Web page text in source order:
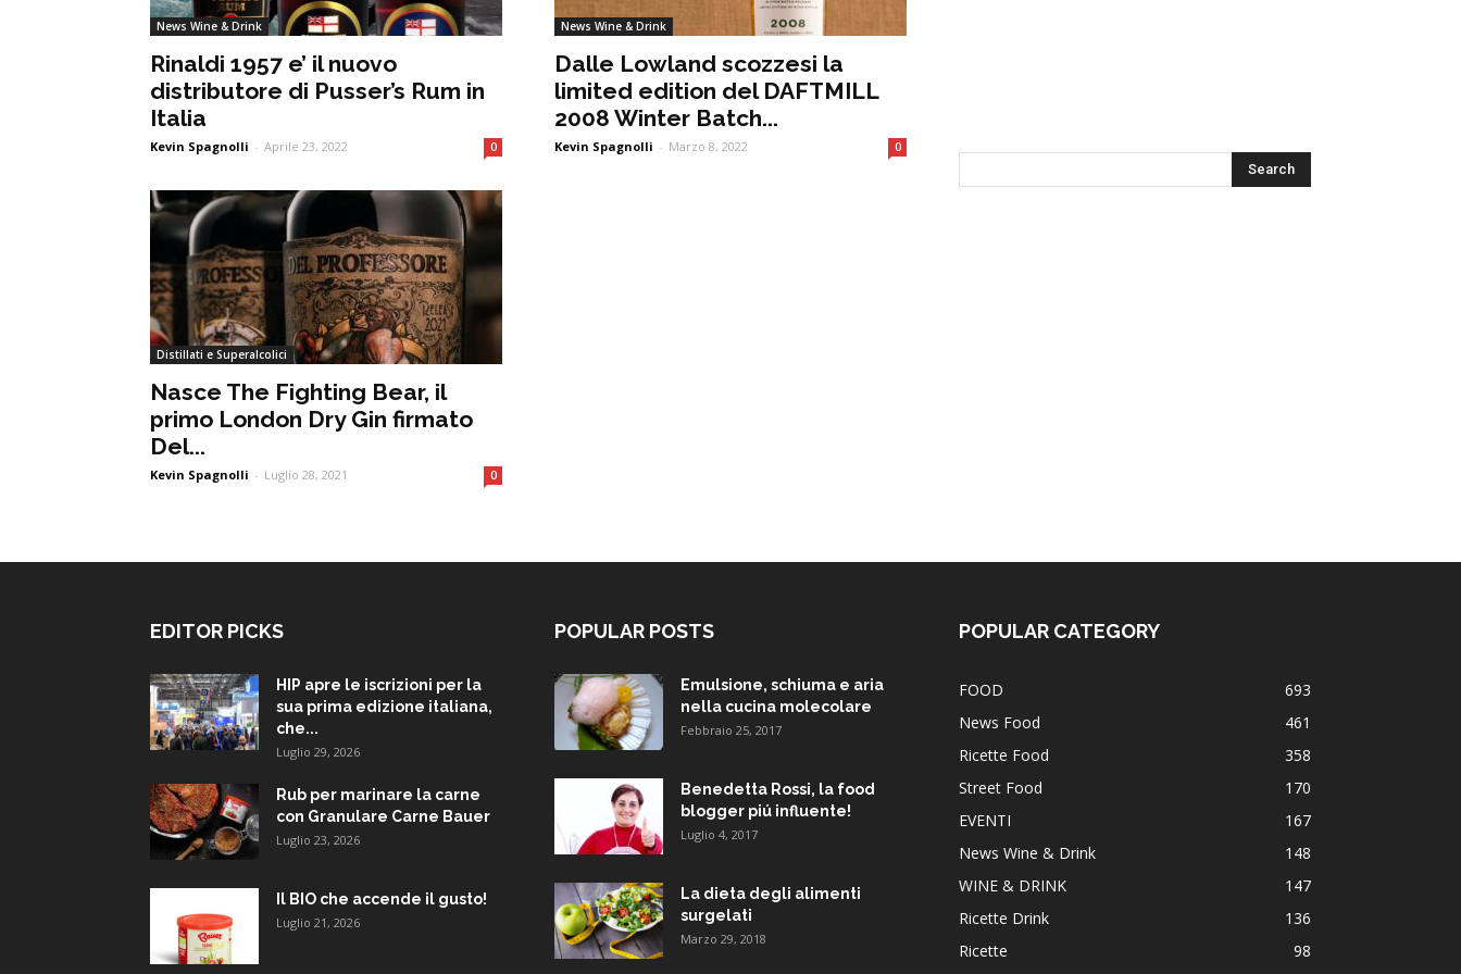
News Wine & Drink
Rinaldi 1957 e’ il nuovo
distributore di Pusser’s Rum in
Italia
Kevin Spagnolli - Aprile 23, 2022 0
News Wine & Drink
Dalle Lowland scozzesi la
limited edition del DAFTMILL
2008 Winter Batch...
Kevin Spagnolli - Marzo 8, 2022 0
Distillati e Superalcolici
Nasce The Fighting Bear, il
primo London Dry Gin firmato
Del...
Kevin Spagnolli - Luglio 28, 2021 0
EDITOR PICKS
HIP apre le iscrizioni per la
sua prima edizione italiana,
che...
Luglio 29, 2026
Rub per marinare la carne
con Granulare Carne Bauer
Luglio 23, 2026
Il BIO che accende il gusto!
Luglio 21, 2026
POPULAR POSTS
Emulsione, schiuma e aria
nella cucina molecolare
Febbraio 25, 2017
Benedetta Rossi, la food
blogger piú influente!
Luglio 4, 2017
La dieta degli alimenti
surgelati
Marzo 29, 2018
POPULAR CATEGORY
FOOD
693
News Food
461
Ricette Food
358
Street Food
170
EVENTI
167
News Wine & Drink
148
WINE & DRINK
147
Ricette Drink
136
Ricette
98